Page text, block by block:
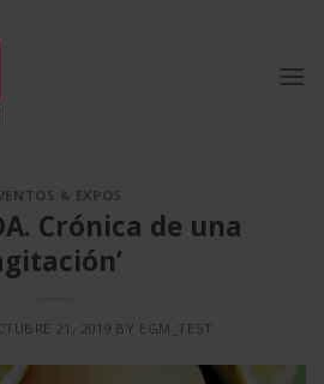
& EXPOS
Crónica de una
21, 2019 BY EGM_TEST